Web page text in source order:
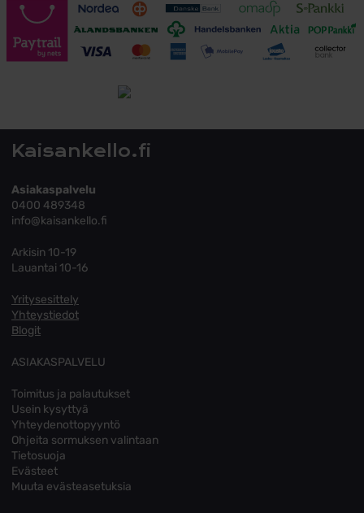
Kaisankello.fi
Asiakaspalvelu
0400 489348
info@kaisankello.fi
Arkisin 10-19
Lauantai 10-16
Yritysesittely
Yhteystiedot
Blogit
ASIAKASPALVELU
Toimitus ja palautukset
Usein kysyttyä
Yhteydenottopyyntö
Ohjeita sormuksen valintaan
Tietosuoja
Evästeet
Muuta evästeasetuksia